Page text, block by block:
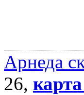
Арнеда
26,